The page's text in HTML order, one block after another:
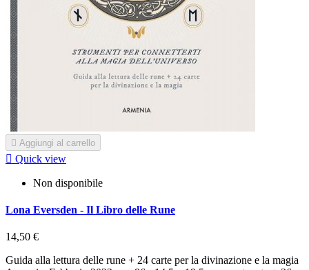
 Aggiungi al carrello
 Quick view
Non disponibile
Lona Eversden - Il Libro delle Rune
14,50 €
Guida alla lettura delle rune + 24 carte per la divinazione e la magia